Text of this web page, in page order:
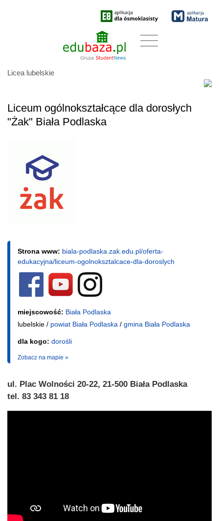
Licea lubelskie
Liceum ogólnokształcące dla dorosłych
"Żak" Biała Podlaska
Strona www: biala-podlaska.zak.edu.pl/oferta-
edukacyjna/liceum-ogolnoksztalcace-dla-doroslych
miejscowość: Biała Podlaska
lubelskie / powiat Biała Podlaska / gmina Biała Podlaska
dla kogo: dorośli
Zobacz na mapie »
ul. Plac Wolności 20-22, 21-500 Biała Podlaska
tel. 83 343 81 18